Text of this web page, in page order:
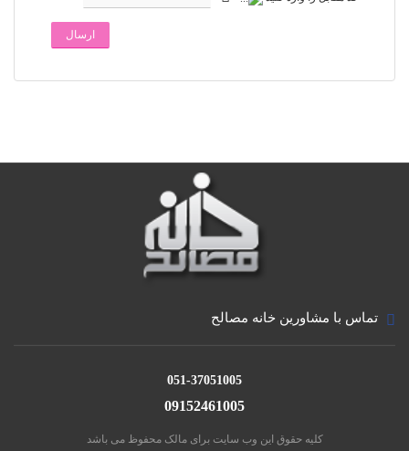
ارسال
تماس با مشاورین خانه مصالح
051-37051005
09152461005
کلیه حقوق این وب سایت برای مالک محفوظ می باشد